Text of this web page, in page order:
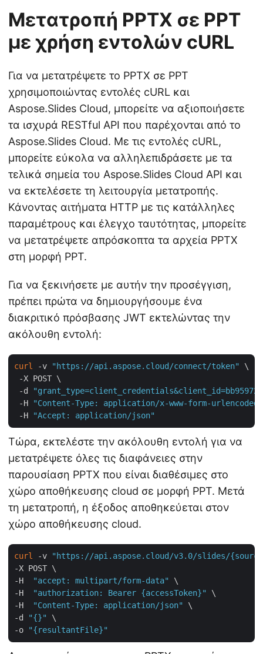
Μετατροπή PPTX σε PPT
με χρήση εντολών cURL
Για να μετατρέψετε το PPTX σε PPT
χρησιμοποιώντας εντολές cURL και
Aspose.Slides Cloud, μπορείτε να αξιοποιήσετε
τα ισχυρά RESTful API που παρέχονται από το
Aspose.Slides Cloud. Με τις εντολές cURL,
μπορείτε εύκολα να αλληλεπιδράσετε με τα
τελικά σημεία του Aspose.Slides Cloud API και
να εκτελέσετε τη λειτουργία μετατροπής.
Κάνοντας αιτήματα HTTP με τις κατάλληλες
παραμέτρους και έλεγχο ταυτότητας, μπορείτε
να μετατρέψετε απρόσκοπτα τα αρχεία PPTX
στη μορφή PPT.
Για να ξεκινήσετε με αυτήν την προσέγγιση,
πρέπει πρώτα να δημιουργήσουμε ένα
διακριτικό πρόσβασης JWT εκτελώντας την
ακόλουθη εντολή:
curl -v "https://api.aspose.cloud/connect/token"
\
-X POST \
-d
"grant_type=client_credentials&client_id=bb959721-
-H
"Content-Type: application/x-www-form-urlencoded"
-H
"Accept: application/json"
Τώρα, εκτελέστε την ακόλουθη εντολή για να
μετατρέψετε όλες τις διαφάνειες στην
παρουσίαση PPTX που είναι διαθέσιμες στο
χώρο αποθήκευσης cloud σε μορφή PPT. Μετά
τη μετατροπή, η έξοδος αποθηκεύεται στον
χώρο αποθήκευσης cloud.
curl -v
"https://api.aspose.cloud/v3.0/slides/
-X POST \
-H
"accept: multipart/form-data"
\
-H
"authorization: Bearer {accessToken}"
\
-H
"Content-Type: application/json"
\
-d
"{}"
\
-o
"{resultantFile}"